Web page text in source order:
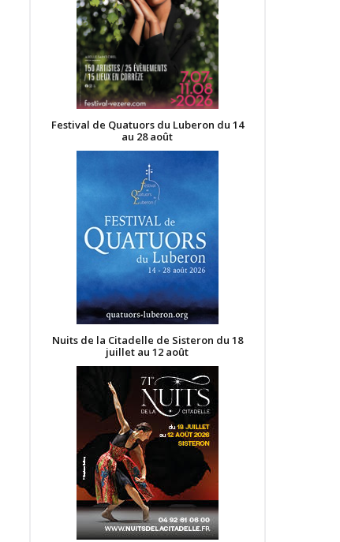
Festival de Quatuors du Luberon du 14
au 28 août
Nuits de la Citadelle de Sisteron du 18
juillet au 12 août